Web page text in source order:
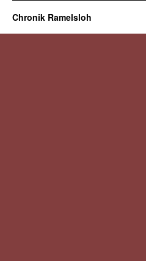
Chronik Ramelsloh